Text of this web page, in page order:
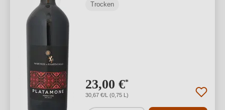
Trocken
23,00 €*
30,67 €/L (0,75 L)